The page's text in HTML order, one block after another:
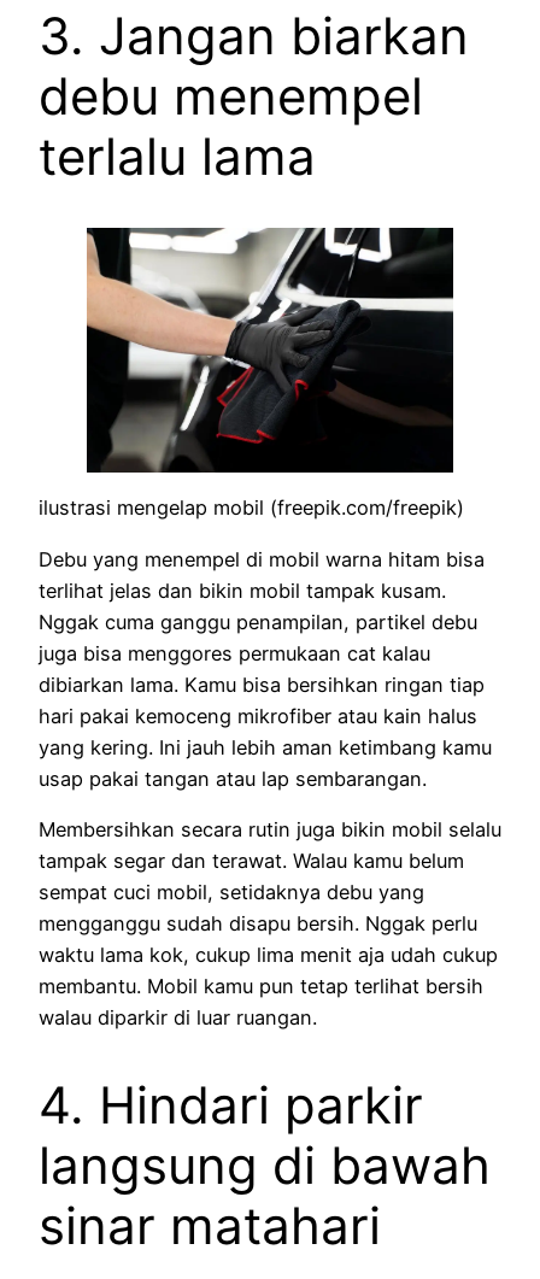
3. Jangan biarkan
debu menempel
terlalu lama
ilustrasi mengelap mobil (freepik.com/freepik)
Debu yang menempel di mobil warna hitam bisa
terlihat jelas dan bikin mobil tampak kusam.
Nggak cuma ganggu penampilan, partikel debu
juga bisa menggores permukaan cat kalau
dibiarkan lama. Kamu bisa bersihkan ringan tiap
hari pakai kemoceng mikrofiber atau kain halus
yang kering. Ini jauh lebih aman ketimbang kamu
usap pakai tangan atau lap sembarangan.
Membersihkan secara rutin juga bikin mobil selalu
tampak segar dan terawat. Walau kamu belum
sempat cuci mobil, setidaknya debu yang
mengganggu sudah disapu bersih. Nggak perlu
waktu lama kok, cukup lima menit aja udah cukup
membantu. Mobil kamu pun tetap terlihat bersih
walau diparkir di luar ruangan.
4. Hindari parkir
langsung di bawah
sinar matahari